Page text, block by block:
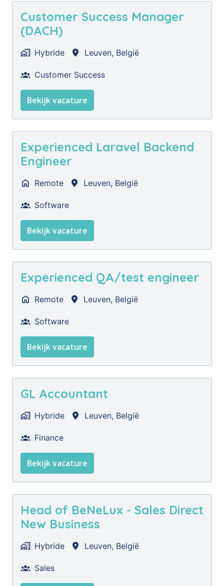
Customer Success Manager
(DACH)
Hybride Leuven, België
Customer Success
Bekijk vacature
Experienced Laravel Backend
Engineer
Remote Leuven, België
Software
Bekijk vacature
Experienced QA/test engineer
Remote Leuven, België
Software
Bekijk vacature
GL Accountant
Hybride Leuven, België
Finance
Bekijk vacature
Head of BeNeLux - Sales Direct
New Business
Hybride Leuven, België
Sales